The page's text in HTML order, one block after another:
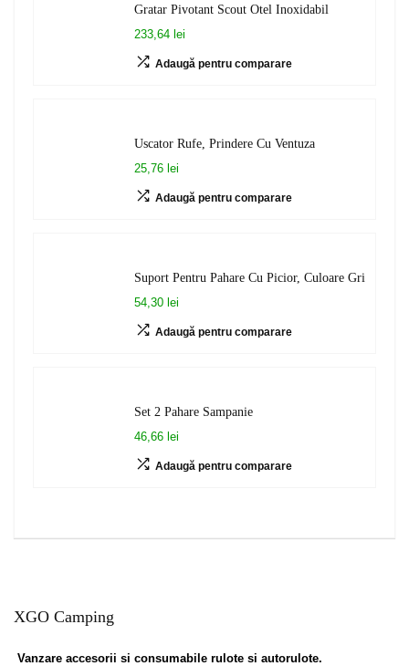
Gratar Pivotant Scout Otel Inoxidabil
233,64 lei
Adaugă pentru comparare
Uscator Rufe, Prindere Cu Ventuza
25,76 lei
Adaugă pentru comparare
Suport Pentru Pahare Cu Picior, Culoare Gri
54,30 lei
Adaugă pentru comparare
Set 2 Pahare Sampanie
46,66 lei
Adaugă pentru comparare
XGO Camping
Vanzare accesorii si consumabile rulote si autorulote.